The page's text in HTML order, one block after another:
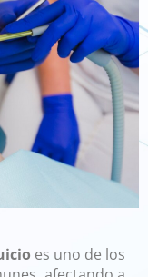
del juicio
es uno de los